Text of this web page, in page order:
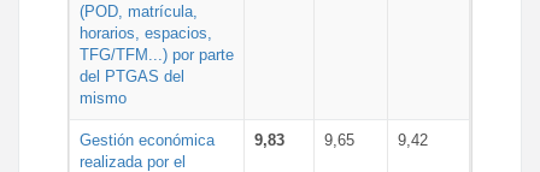
(POD, matrícula,
horarios, espacios,
TFG/TFM...) por parte
del PTGAS del
mismo
Gestión económica
realizada por el
9,83 9,65 9,42